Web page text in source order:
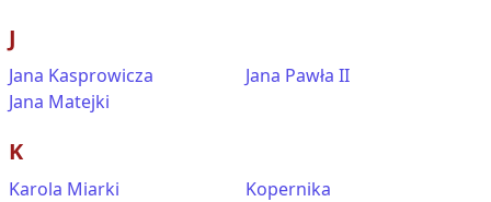
J
Jana Kasprowicza
Jana Matejki
Jana Pawła II
K
Karola Miarki
Kopernika